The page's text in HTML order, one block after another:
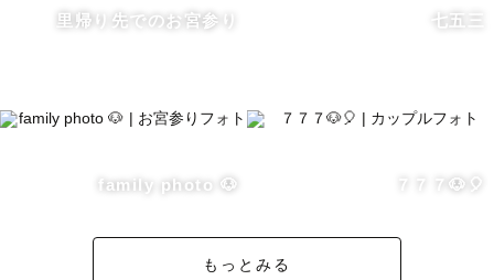
撮りたいポーズや一緒に写したい大切なもの、不安なこと
気軽にお問い合わせください。
里帰り先でのお宮参り 七五三
family photo 🐶 ７７７🐶🎈
もっとみる